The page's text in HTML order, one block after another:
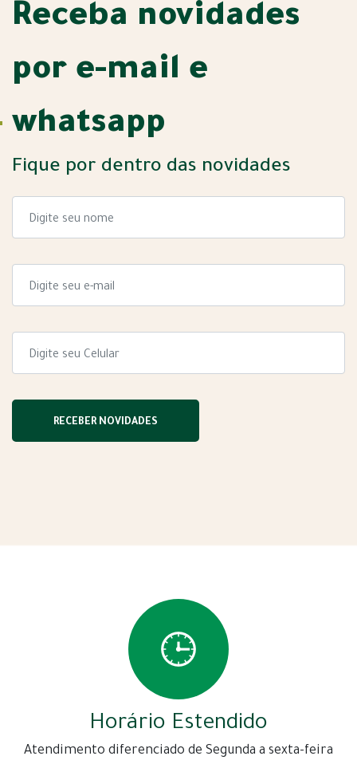
Receba novidades
por e-mail e
whatsapp
Fique por dentro das novidades
Horário Estendido
Atendimento diferenciado de Segunda a sexta-feira